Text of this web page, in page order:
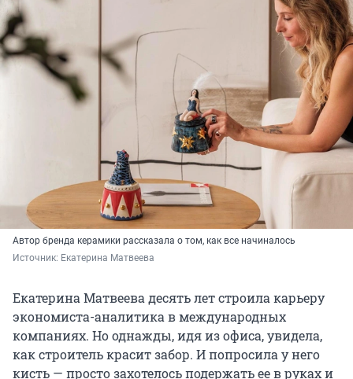
Автор бренда керамики рассказала о том, как все начиналось
Источник: Екатерина Матвеева
Екатерина Матвеева десять лет строила карьеру
экономиста-аналитика в международных
компаниях. Но однажды, идя из офиса, увидела,
как строитель красит забор. И попросила у него
кисть — просто захотелось подержать ее в руках и